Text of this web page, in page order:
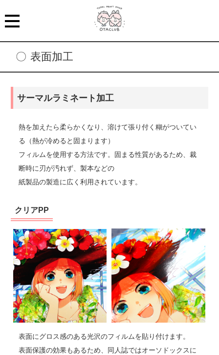
表面加工
サーマルラミネート加工
熱を加えたら柔らかくなり、溶けて張り付く糊がついてい
る（熱が冷めると固まります）
フィルムを使用する方法です。固まる性質があるため、裁
断時に刃が汚れず、製本などの
紙製品の製造に広く利用されています。
クリアPP
表面にグロス感のある光沢のフィルムを貼り付けます。
表面保護の効果もあるため、同人誌ではオーソドックスに